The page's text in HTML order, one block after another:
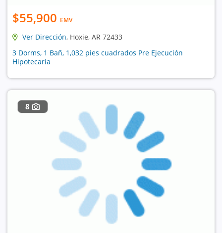
$55,900 EMV
Ver Dirección, Hoxie, AR 72433
3 Dorms, 1 Bañ, 1,032 pies cuadrados Pre Ejecución
Hipotecaria
8